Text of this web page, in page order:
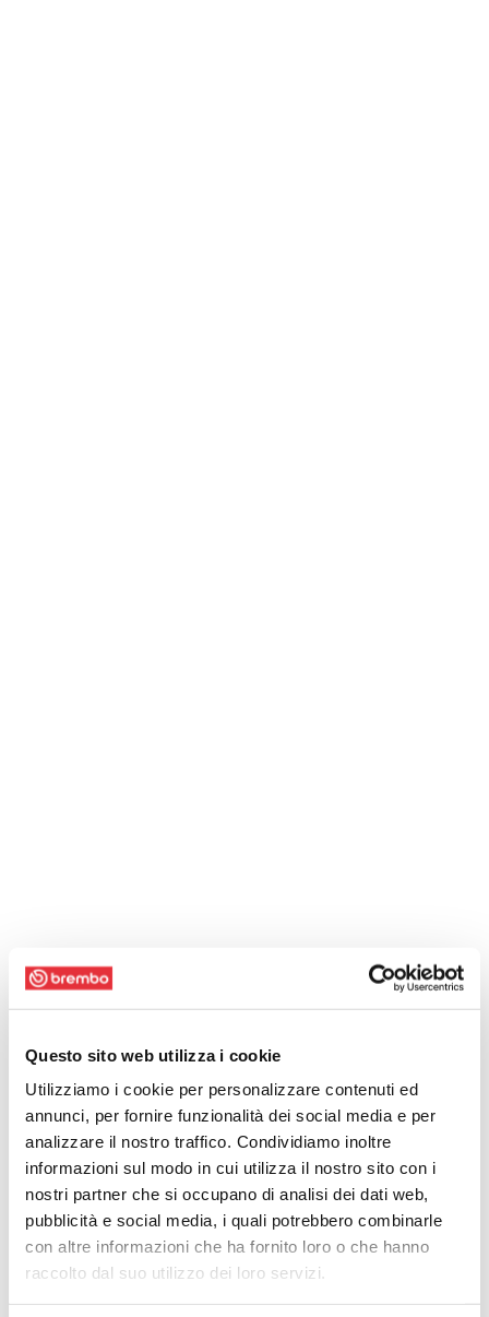
Questo sito web utilizza i cookie
Utilizziamo i cookie per personalizzare contenuti ed
annunci, per fornire funzionalità dei social media e per
analizzare il nostro traffico. Condividiamo inoltre
informazioni sul modo in cui utilizza il nostro sito con i
nostri partner che si occupano di analisi dei dati web,
pubblicità e social media, i quali potrebbero combinarle
con altre informazioni che ha fornito loro o che hanno
raccolto dal suo utilizzo dei loro servizi.